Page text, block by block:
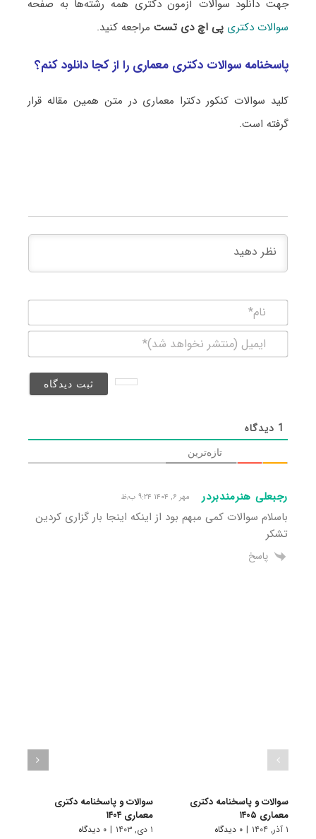
جهت دانلود سوالات آزمون دکتری همه رشته‌ها به صفحه
سوالات دکتری پی اچ دی تستمراجعه کنید.
پاسخنامه سوالات دکتری معماری را از کجا دانلود کنم؟
کلید سوالات کنکور دکترا معماری در متن همین مقاله قرار
گرفته است.
(منتشر
1 دیدگاه
تازه‌ترین
رجبعلی هنرمندبردر مهر ۶, ۱۴۰۴ ۹:۲۴ ب٫ظ
باسلام سوالات کمی مبهم بود از اینکه اینجا بار گزاری کردین
تشکر
پاسخ
سوالات و پاسخنامه دکتری
معماری ۱۴۰۵
۱ آذر, ۱۴۰۴ | ۰ دیدگاه
سوالات و پاسخنامه دکتری
معماری ۱۴۰۴
۱ دی, ۱۴۰۳ | ۰ دیدگاه